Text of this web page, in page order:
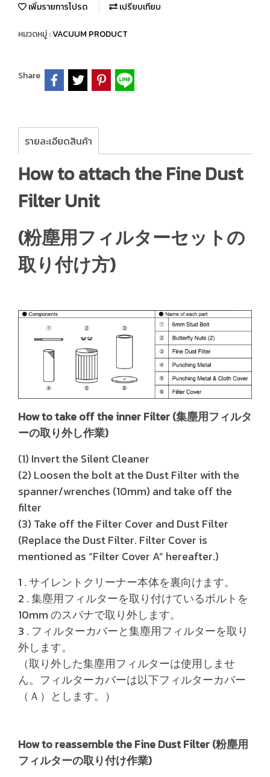
เพิ่มรายการโปรด เปรียบเทียบ
หมวดหมู่ :VACUUM PRODUCT
Share
รายละเอียดสินค้า
How to attach the Fine Dust
Filter Unit
(粉塵用フィルターセットの
取り付け方)
How to take off the inner Filter (集塵用フィルタ
ーの取り外し作業)
(1) Invert the Silent Cleaner
(2) Loosen the bolt at the Dust Filter with the
spanner/wrenches (10mm) and take off the
filter
(3) Take off the Filter Cover and Dust Filter
(Replace the Dust Filter. Filter Cover is
mentioned as “Filter Cover A” hereafter.)
1 . サイレントクリーナー本体を裏向けます。
2 . 集塵用フィルターを取り付けているボルトを
10mm のスパナで取り外します。
3 . フィルターカバーと集塵用フィルターを取り
外します。
（取り外した集塵用フィルターは使用しませ
ん。フィルターカバーは以下フィルターカバー
（Ａ）とします。）
How to reassemble the Fine Dust Filter (粉塵用
フィルターの取り付け作業)